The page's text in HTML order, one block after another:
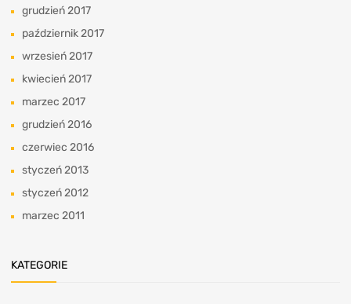
grudzień 2017
październik 2017
wrzesień 2017
kwiecień 2017
marzec 2017
grudzień 2016
czerwiec 2016
styczeń 2013
styczeń 2012
marzec 2011
KATEGORIE